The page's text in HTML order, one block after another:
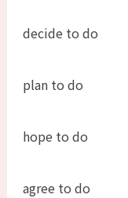
decide to do
plan to do
hope to do
agree to do